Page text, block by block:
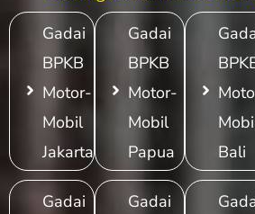
Gadai
BPKB
Motor-
Mobil
Jakarta
Gadai
Gadai
BPKB
Motor-
Mobil
Papua
Gadai
Bali